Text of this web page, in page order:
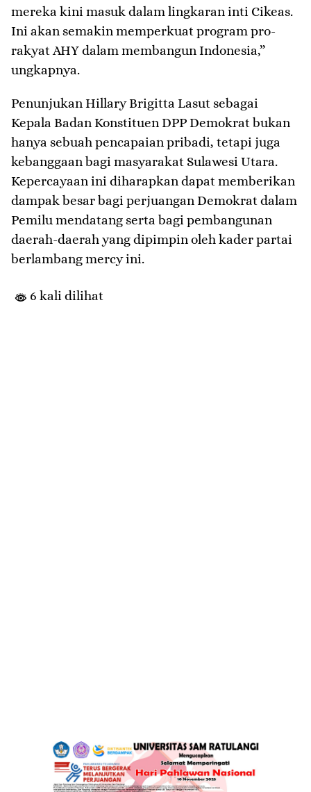
mereka kini masuk dalam lingkaran inti Cikeas.
Ini akan semakin memperkuat program pro-
rakyat AHY dalam membangun Indonesia,”
ungkapnya.
Penunjukan Hillary Brigitta Lasut sebagai
Kepala Badan Konstituen DPP Demokrat bukan
hanya sebuah pencapaian pribadi, tetapi juga
kebanggaan bagi masyarakat Sulawesi Utara.
Kepercayaan ini diharapkan dapat memberikan
dampak besar bagi perjuangan Demokrat dalam
Pemilu mendatang serta bagi pembangunan
daerah-daerah yang dipimpin oleh kader partai
berlambang mercy ini.
6 kali dilihat